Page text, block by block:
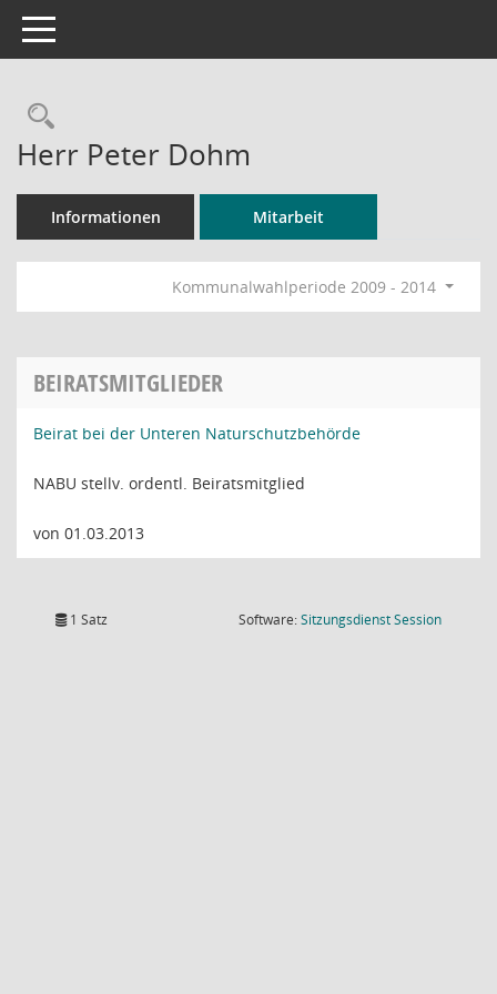
Toggle navigation
Rechercheauswahl
Herr Peter Dohm
Informationen Mitarbeit
Kommunalwahlperiode 2009 - 2014
BEIRATSMITGLIEDER
Beirat bei der Unteren Naturschutzbehörde
NABU stellv. ordentl. Beiratsmitglied
von 01.03.2013
1 Satz Software:SitzungsdienstSession(Wird in